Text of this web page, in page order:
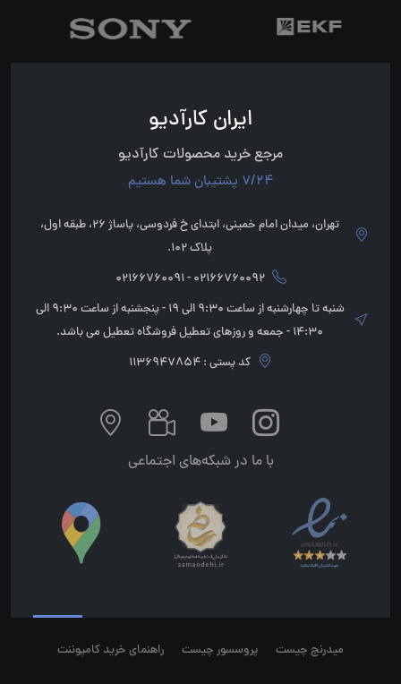
ایران کارآدیو
مرجع خرید محصولات کارآدیو
7/24 پشتیبان شما هستیم
تهران، میدان امام خمینی، ابتدای خ فردوسی، پاساژ 26، طبقه اول،
پلاک 102.
02166760092 - 02166760091
شنبه تا چهارشنبه از ساعت 9:30 الی 19 - پنجشنبه از ساعت 9:30 الی
14:30 - جمعه و روزهای تعطیل فروشگاه تعطیل می باشد.
کد پستی : 1136947854
با ما در شبکه‌های اجتماعی
میدرنج چیست پروسسور چیست راهنمای خرید کامپوننت